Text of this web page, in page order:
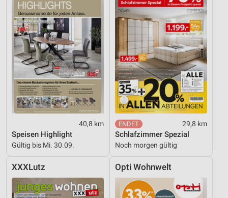
40,8 km
Speisen Highlight
Gültig bis Mi. 30.09.
29,8 km
Schlafzimmer Spezial
Noch morgen gültig
XXXLutz Opti Wohnwelt